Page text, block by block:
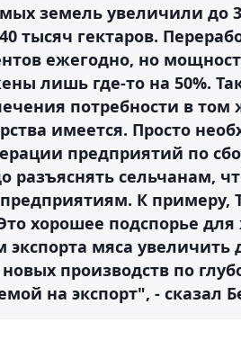
земель увеличили до
тысяч гектаров.
ежегодно, но
лишь где-то на 50%.
потребности в
имеется. Просто
предприятий по
сельчанам,
К примеру,
хорошее подспорье
мяса увеличить
производств по
на экспорт", - сказал